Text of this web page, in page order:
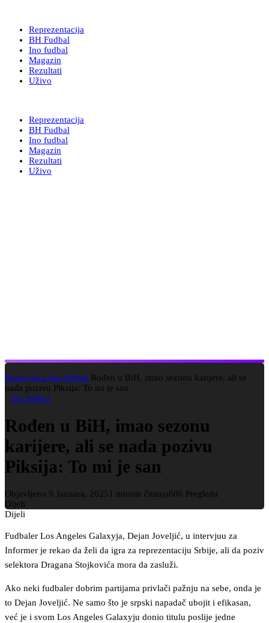
Reprezentacija
BH Fudbal
Ino fudbal
Magazin
Rezultati
Uživo
Reprezentacija
BH Fudbal
Ino fudbal
Magazin
Rezultati
Uživo
Naslovnica Ino fudbal Rođen u BiH, imao sezonu karijere, ali se
nada pozivu Piksija: To mi je san
Ino fudbal
Rođen u BiH, imao sezonu
karijere, ali se nada pozivu
Piksija: To mi je san
Objavljeno 9 Januara, 2025 1 minute čitanja606 Pregleda
Dijeli
Dijeli
Fudbaler Los Angeles Galaxyja, Dejan Joveljić, u intervjuu za
Informer je rekao da želi da igra za reprezentaciju Srbije, ali da poziv
selektora Dragana Stojkovića mora da zasluži.
Ako neki fudbaler dobrim partijama privlači pažnju na sebe, onda je
to Dejan Joveljić. Ne samo što je srpski napadač ubojit i efikasan,
već je i svom Los Angeles Galaxyju donio titulu poslije jedne